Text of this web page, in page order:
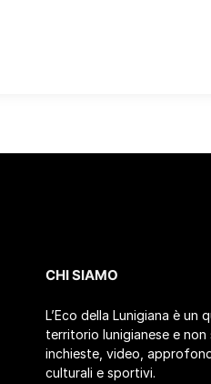
CHI SIAMO
L’Eco della Lunigiana è
territorio lunigianese e non
inchieste, video,
culturali e sportivi.